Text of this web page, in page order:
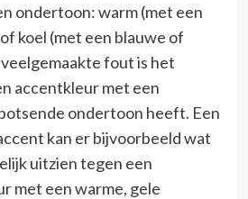
ondertoon: warm (met een
koel (met een blauwe of
fout is het
accentkleur met een
ondertoon heeft. Een
kan er bijvoorbeeld wat
uitzien tegen een
met een warme, gele